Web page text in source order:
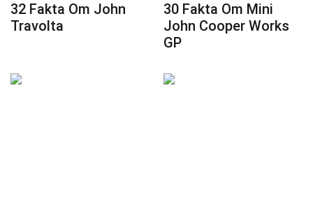
32 Fakta Om John
Travolta
30 Fakta Om Mini
John Cooper Works
GP